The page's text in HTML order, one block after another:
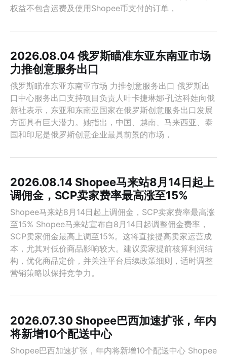
权益不包含运费及使用Shopee币支付的订单，
2026.08.04 俄罗斯瞄准东亚东南亚市场
力推创意服务出口
俄罗斯瞄准东亚东南亚市场 力推创意服务出口 俄罗斯出
口中心服务出口支持项目负责人叶卡捷琳娜·孔达科娃向俄
新社表示，东亚和东南亚国家在俄罗斯创意服务出口发展
方面具有巨大潜力。她指出，中国、越南、马来西亚、泰
国和印尼是俄罗斯创意企业最具前景的市场，
2026.08.14 Shopee马来站8月14日起上
调佣金，SCP卖家费率最高涨至15%
Shopee马来站8月14日起上调佣金，SCP卖家费率最高涨
至15% Shopee马来站宣布自8月14日起调整佣金费率，
SCP卖家佣金最高上调至15%。这将直接提高卖家运营成
本，尤其对低价商品影响较大。建议卖家提前核算利润结
构，优化商品定价，并关注平台后续政策细则，适时调整
营销策略以保持竞争力。
2026.07.30 Shopee巴西加速扩张，年内
将新增10个配送中心
Shopee巴西加速扩张，年内将新增10个配送中心 Shopee